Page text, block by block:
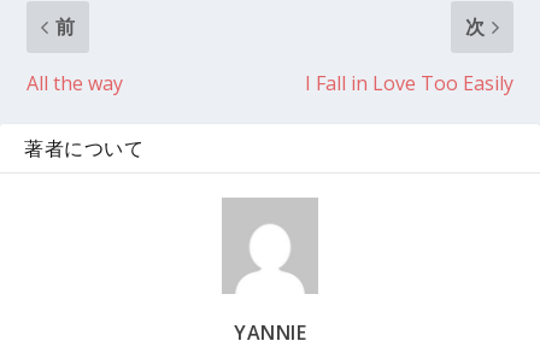
前
All the way ​
次
I Fall in Love Too Easily
著者について
YANNIE